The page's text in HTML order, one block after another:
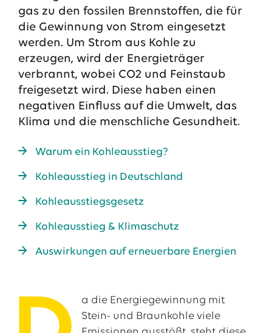
gas zu den fossilen Brennstoffen, die für
die Gewinnung von Strom eingesetzt
werden. Um Strom aus Kohle zu
erzeugen, wird der Energieträger
verbrannt, wobei CO2 und Feinstaub
freigesetzt wird. Diese haben einen
negativen Einfluss auf die Umwelt, das
Klima und die menschliche Gesundheit.
Warum ein Kohleausstieg?
Kohleausstieg in Deutschland
Kohleausstiegsgesetz
Kohleausstieg & Klimaschutz
Auswirkungen auf erneuerbare Energien
a die Energiegewinnung mit
Stein- und Braunkohle viele
Unsere neuesten Stellenangebote